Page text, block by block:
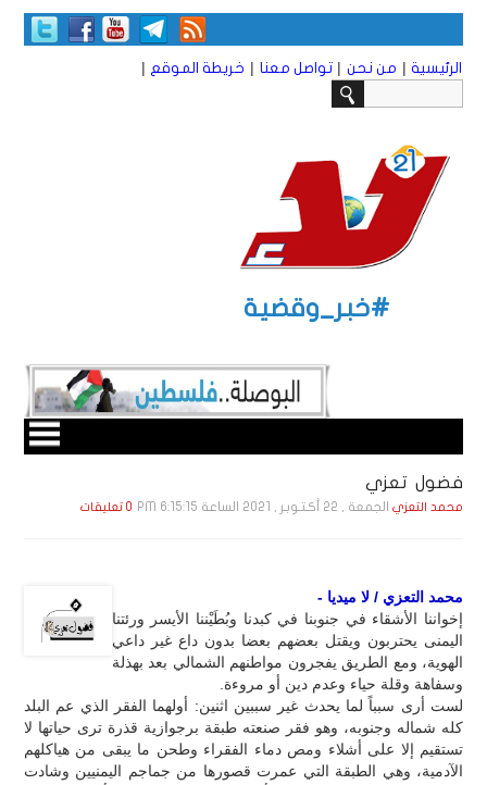
الرئيسية | من نحن | تواصل معنا | خريطة الموقع |
#خبر_وقضية
فضول تعزي
محمد التعزي الجمعة , 22 أكـتـوبـر , 2021 الساعة 6:15:15 PM 0 تعليقات
محمد التعزي / لا ميديا -
إخواننا الأشقاء في جنوبنا في كبدنا وبُطَيْننا الأيسر ورئتنا
اليمنى يحتربون ويقتل بعضهم بعضا بدون داع غير داعي
الهوية، ومع الطريق يفجرون مواطنهم الشمالي بعد بهذلة
وسفاهة وقلة حياء وعدم دين أو مروءة.
لست أرى سبباً لما يحدث غير سببين اثنين: أولهما الفقر الذي عم البلد
كله شماله وجنوبه، وهو فقر صنعته طبقة برجوازية قذرة ترى حياتها لا
تستقيم إلا على أشلاء ومص دماء الفقراء وطحن ما يبقى من هياكلهم
الآدمية، وهي الطبقة التي عمرت قصورها من جماجم اليمنيين وشادت